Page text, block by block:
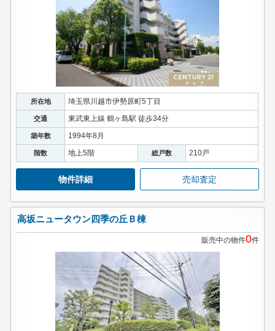
所在地 埼玉県川越市伊勢原町5丁目
交通 東武東上線 鶴ヶ島駅 徒歩34分
築年数 1994年8月
階数 地上5階 総戸数 210戸
物件詳細 売却査定
高坂ニュータウン四季の丘Ｂ棟
販売中の物件0件